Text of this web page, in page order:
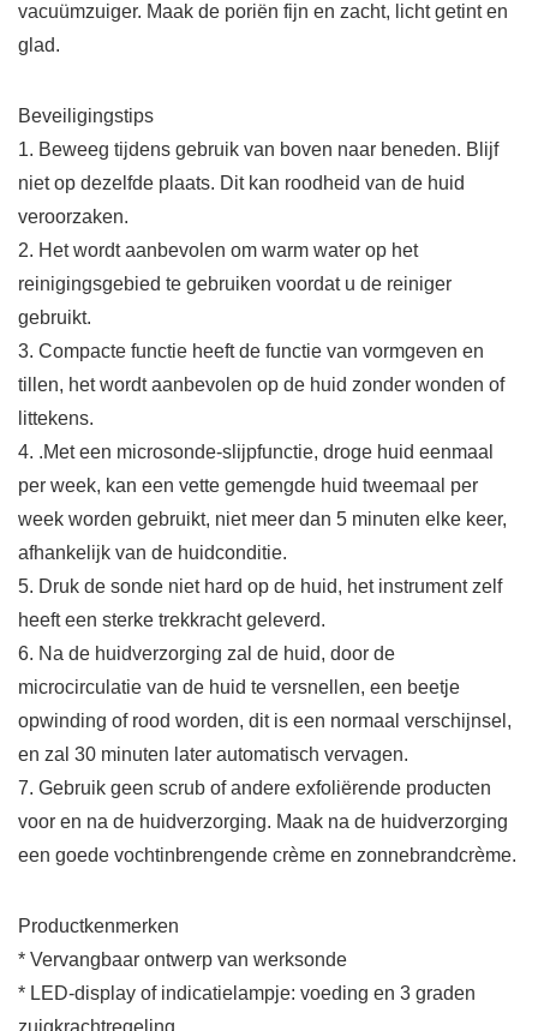
vacuümzuiger. Maak de poriën fijn en zacht, licht getint en
glad.
Beveiligingstips
1. Beweeg tijdens gebruik van boven naar beneden. Blijf
niet op dezelfde plaats. Dit kan roodheid van de huid
veroorzaken.
2. Het wordt aanbevolen om warm water op het
reinigingsgebied te gebruiken voordat u de reiniger
gebruikt.
3. Compacte functie heeft de functie van vormgeven en
tillen, het wordt aanbevolen op de huid zonder wonden of
littekens.
4. .Met een microsonde-slijpfunctie, droge huid eenmaal
per week, kan een vette gemengde huid tweemaal per
week worden gebruikt, niet meer dan 5 minuten elke keer,
afhankelijk van de huidconditie.
5. Druk de sonde niet hard op de huid, het instrument zelf
heeft een sterke trekkracht geleverd.
6. Na de huidverzorging zal de huid, door de
microcirculatie van de huid te versnellen, een beetje
opwinding of rood worden, dit is een normaal verschijnsel,
en zal 30 minuten later automatisch vervagen.
7. Gebruik geen scrub of andere exfoliërende producten
voor en na de huidverzorging. Maak na de huidverzorging
een goede vochtinbrengende crème en zonnebrandcrème.
Productkenmerken
* Vervangbaar ontwerp van werksonde
* LED-display of indicatielampje: voeding en 3 graden